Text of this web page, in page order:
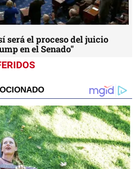
será el proceso del juicio
en el Senado"